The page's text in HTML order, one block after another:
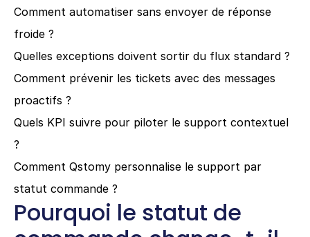
Comment automatiser sans envoyer de réponse
froide ?
Quelles exceptions doivent sortir du flux standard ?
Comment prévenir les tickets avec des messages
proactifs ?
Quels KPI suivre pour piloter le support contextuel
?
Comment Qstomy personnalise le support par
statut commande ?
Pourquoi le statut de